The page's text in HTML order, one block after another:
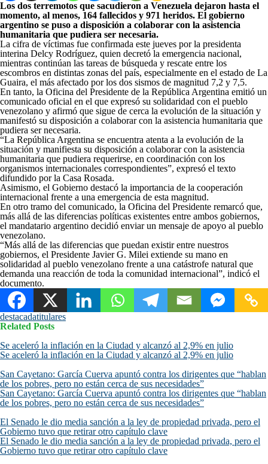
Los dos terremotos que sacudieron a Venezuela dejaron hasta el
momento, al menos, 164 fallecidos y 971 heridos. El gobierno
argentino se puso a disposición a colaborar con la asistencia
humanitaria que pudiera ser necesaria.
La cifra de víctimas fue confirmada este jueves por la presidenta
interina Delcy Rodríguez, quien decretó la emergencia nacional,
mientras continúan las tareas de búsqueda y rescate entre los
escombros en distintas zonas del país, especialmente en el estado de La
Guaira, el más afectado por los dos sismos de magnitud 7,2 y 7,5.
En tanto, la Oficina del Presidente de la República Argentina emitió un
comunicado oficial en el que expresó su solidaridad con el pueblo
venezolano y afirmó que sigue de cerca la evolución de la situación y
manifestó su disposición a colaborar con la asistencia humanitaria que
pudiera ser necesaria.
“La República Argentina se encuentra atenta a la evolución de la
situación y manifiesta su disposición a colaborar con la asistencia
humanitaria que pudiera requerirse, en coordinación con los
organismos internacionales correspondientes”, expresó el texto
difundido por la Casa Rosada.
Asimismo, el Gobierno destacó la importancia de la cooperación
internacional frente a una emergencia de esta magnitud.
En otro tramo del comunicado, la Oficina del Presidente remarcó que,
más allá de las diferencias políticas existentes entre ambos gobiernos,
el mandatario argentino decidió enviar un mensaje de apoyo al pueblo
venezolano.
“Más allá de las diferencias que puedan existir entre nuestros
gobiernos, el Presidente Javier G. Milei extiende su mano en
solidaridad al pueblo venezolano frente a una catástrofe natural que
demanda una reacción de toda la comunidad internacional”, indicó el
documento.
destacadatitulares
Related Posts
Se aceleró la inflación en la Ciudad y alcanzó al 2,9% en julio
Se aceleró la inflación en la Ciudad y alcanzó al 2,9% en julio
San Cayetano: García Cuerva apuntó contra los dirigentes que “hablan
de los pobres, pero no están cerca de sus necesidades”
San Cayetano: García Cuerva apuntó contra los dirigentes que “hablan
de los pobres, pero no están cerca de sus necesidades”
El Senado le dio media sanción a la ley de propiedad privada, pero el
Gobierno tuvo que retirar otro capítulo clave
El Senado le dio media sanción a la ley de propiedad privada, pero el
Gobierno tuvo que retirar otro capítulo clave